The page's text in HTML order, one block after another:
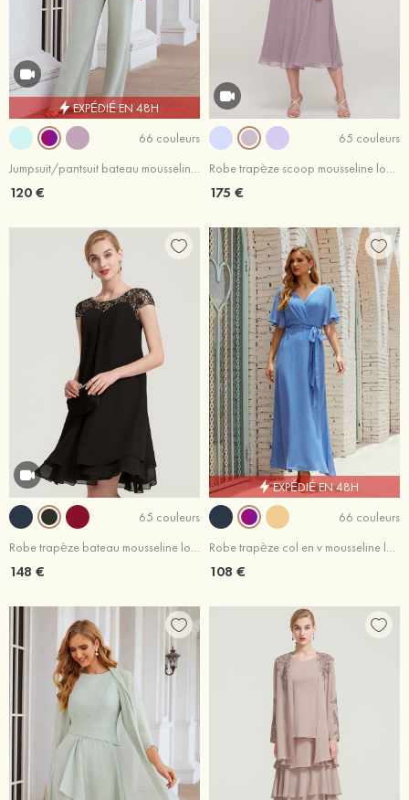
EXPÉDIÉ EN 48H
66 couleurs
Jumpsuit/pantsuit bateau mousseline longueur ras du sol robe de mère de la mariée
120 €
65 couleurs
Robe trapèze scoop mousseline longueur mollet robe de mère de la mariée avec dentelle veste
175 €
65 couleurs
Robe trapèze bateau mousseline longueur genou robe de mère de la mariée avec perle volants
148 €
EXPÉDIÉ EN 48H
66 couleurs
Robe trapèze col en v mousseline longueur cheville robe de mère de la mariée avec plissé ceintures
108 €